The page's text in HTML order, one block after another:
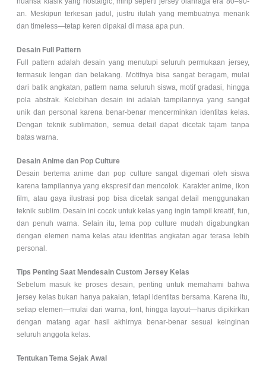
an. Meskipun terkesan jadul, justru itulah yang membuatnya menarik
dan timeless—tetap keren dipakai di masa apa pun.
Desain Full Pattern
Full pattern adalah desain yang menutupi seluruh permukaan jersey,
termasuk lengan dan belakang. Motifnya bisa sangat beragam, mulai
dari batik angkatan, pattern nama seluruh siswa, motif gradasi, hingga
pola abstrak. Kelebihan desain ini adalah tampilannya yang sangat
unik dan personal karena benar-benar mencerminkan identitas kelas.
Dengan teknik sublimation, semua detail dapat dicetak tajam tanpa
batas warna.
Desain Anime dan Pop Culture
Desain bertema anime dan pop culture sangat digemari oleh siswa
karena tampilannya yang ekspresif dan mencolok. Karakter anime, ikon
film, atau gaya ilustrasi pop bisa dicetak sangat detail menggunakan
teknik sublim. Desain ini cocok untuk kelas yang ingin tampil kreatif, fun,
dan penuh warna. Selain itu, tema pop culture mudah digabungkan
dengan elemen nama kelas atau identitas angkatan agar terasa lebih
personal.
Tips Penting Saat Mendesain Custom Jersey Kelas
Sebelum masuk ke proses desain, penting untuk memahami bahwa
jersey kelas bukan hanya pakaian, tetapi identitas bersama. Karena itu,
setiap elemen—mulai dari warna, font, hingga layout—harus dipikirkan
dengan matang agar hasil akhirnya benar-benar sesuai keinginan
seluruh anggota kelas.
Tentukan Tema Sejak Awal